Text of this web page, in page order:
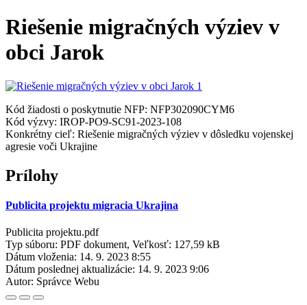
Riešenie migračných výziev v
obci Jarok
Kód žiadosti o poskytnutie NFP: NFP302090CYM6
Kód výzvy: IROP-PO9-SC91-2023-108
Konkrétny cieľ: Riešenie migračných výziev v dôsledku vojenskej
agresie voči Ukrajine
Prílohy
Publicita projektu migracia Ukrajina
Publicita projektu.pdf
Typ súboru: PDF dokument, Veľkosť: 127,59 kB
Dátum vloženia: 14. 9. 2023 8:55
Dátum poslednej aktualizácie: 14. 9. 2023 9:06
Autor: Správce Webu